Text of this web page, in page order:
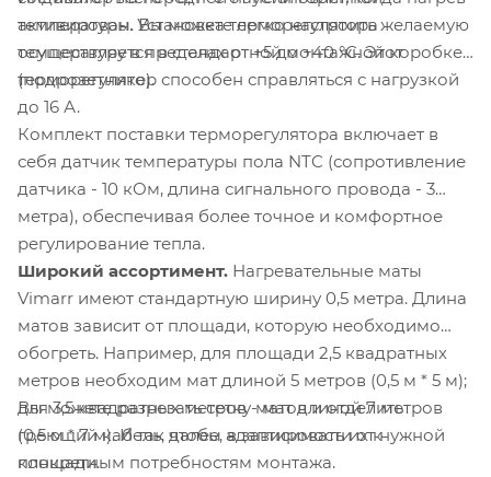
температуры. Вы можете легко настроить желаемую
температуру в пределах от +5 до +40 °C. Этот
терморегулятор способен справляться с нагрузкой
до 16 А.
активирован. Установка терморегулятора
осуществляется в стандартной монтажной коробке
(подрозетнике).
Комплект поставки терморегулятора включает в
себя датчик температуры пола NTC (сопротивление
датчика - 10 кОм, длина сигнального провода - 3
метра), обеспечивая более точное и комфортное
регулирование тепла.
Широкий ассортимент. Нагревательные маты
Vimarr имеют стандартную ширину 0,5 метра. Длина
матов зависит от площади, которую необходимо
обогреть. Например, для площади 2,5 квадратных
метров необходим мат длиной 5 метров (0,5 м * 5 м);
для 3,5 квадратных метров - мат длиной 7 метров
(0,5 м * 7 м). И так далее, в зависимости от нужной
площади.
Вы можете разрезать сетку матов и отделить
греющий кабель, чтобы адаптировать их к
конкретным потребностям монтажа.